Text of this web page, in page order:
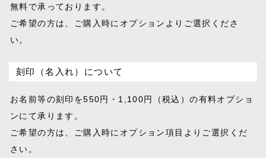
無料で承っております。
ご希望の方は、ご購入時にオプションより ご選択くださ
い。
刻印（名入れ）について
お名前等の刻印を550円・1,100円（税込）の有料オプショ
ンにて承ります。
ご希望の方は、ご購入時にオプション項目 よりご選択くだ
さい。